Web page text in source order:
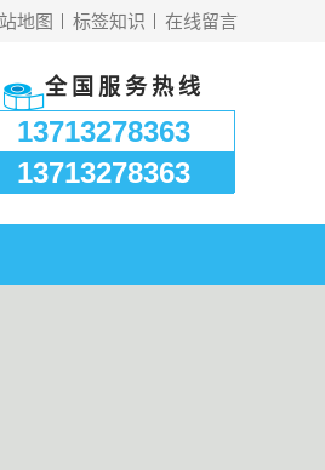
在线留言
标签知识
地图
全国服务热线
13713278363
13713278363